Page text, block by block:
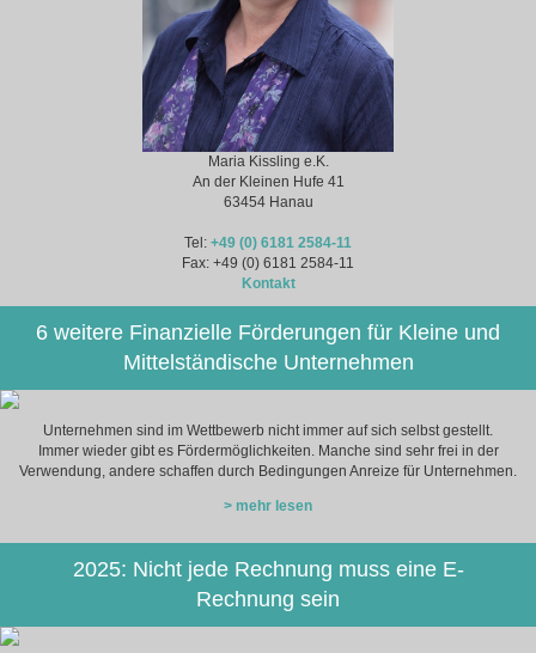
Maria Kissling e.K.
An der Kleinen Hufe 41
63454 Hanau
Tel: +49 (0) 6181 2584-11
Fax: +49 (0) 6181 2584-11
Kontakt
6 weitere Finanzielle Förderungen für Kleine und
Mittelständische Unternehmen
Unternehmen sind im Wettbewerb nicht immer auf sich selbst gestellt.
Immer wieder gibt es Fördermöglichkeiten. Manche sind sehr frei in der
Verwendung, andere schaffen durch Bedingungen Anreize für Unternehmen.
> mehr lesen
2025: Nicht jede Rechnung muss eine E-
Rechnung sein